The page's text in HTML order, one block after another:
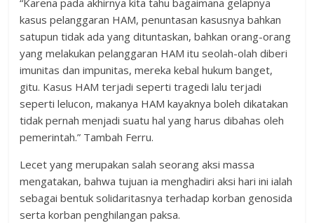
“Karena pada akhirnya kita tahu bagaimana gelapnya
kasus pelanggaran HAM, penuntasan kasusnya bahkan
satupun tidak ada yang dituntaskan, bahkan orang-orang
yang melakukan pelanggaran HAM itu seolah-olah diberi
imunitas dan impunitas, mereka kebal hukum banget,
gitu. Kasus HAM terjadi seperti tragedi lalu terjadi
seperti lelucon, makanya HAM kayaknya boleh dikatakan
tidak pernah menjadi suatu hal yang harus dibahas oleh
pemerintah.” Tambah Ferru.
Lecet yang merupakan salah seorang aksi massa
mengatakan, bahwa tujuan ia menghadiri aksi hari ini ialah
sebagai bentuk solidaritasnya terhadap korban genosida
serta korban penghilangan paksa.